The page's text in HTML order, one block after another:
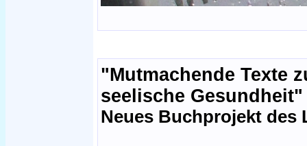
"Mutmachende Texte
seelische Gesundheit"
Neues Buchprojekt des